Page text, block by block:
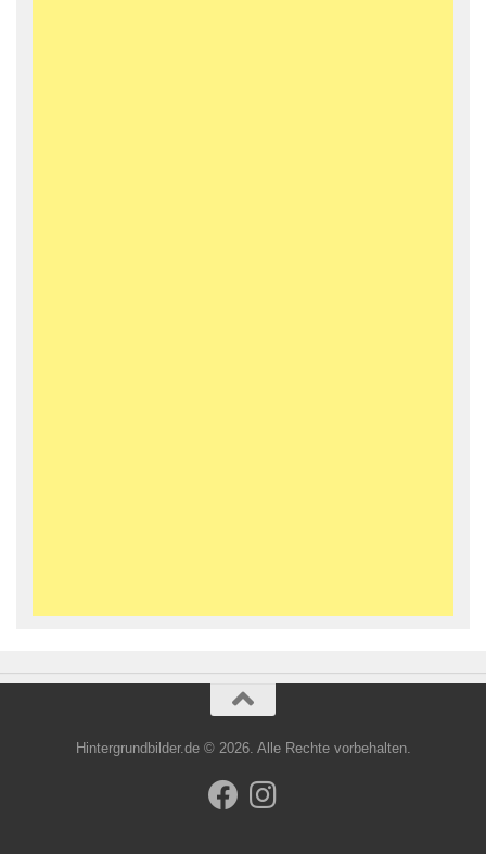
Hintergrundbilder.de © 2026. Alle Rechte vorbehalten.